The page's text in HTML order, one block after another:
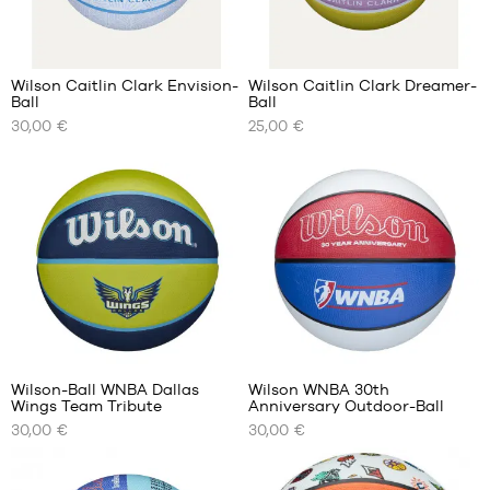
UNSERE
VERFÜGBAREN
Größe
Größe
6
Wilson Caitlin Clark Envision-
Ball
30,00 €
UNSERE
VERFÜGBAREN
Größe
Größe
6
Wilson Caitlin Clark Dreamer-
Ball
25,00 €
UNSERE
VERFÜGBAREN
Wilson-Ball WNBA Dallas
Wings Team Tribute
30,00 €
UNSERE
VERFÜGBAREN
Wilson WNBA 30th
Anniversary Outdoor-Ball
30,00 €